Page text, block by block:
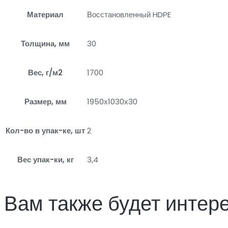
Материал Восстановленный HDPE
Толщина, мм 30
Вес, г/м2 1700
Размер, мм 1950х1030х30
Кол-во в упак-ке, шт2
Вес упак-ки, кг 3,4
Вам также будет